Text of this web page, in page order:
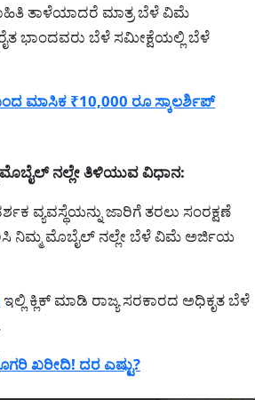
ತಾಳೆಯಾದರೆ ಮಾತ್ರ ಬೆಳೆ ವಿಮೆ
ಭಾಂದವರು ಬೆಳೆ ಸಮೀಕ್ಷೆಯಲ್ಲಿ ಬೆಳೆ
ಮಾಸಿಕ ₹10,000 ರೂ ಸ್ಕಾಲರ್ಶಿಪ್
ನಲ್ಲೇ ತಿಳಿಯುವ ವಿಧಾನ:
ಜಾರಿಗೆ ತರಲು ಸಂರಕ್ಷಣೆ
ನಿಮ್ಮ ಮೊಬೈಲ್ ನಲ್ಲೇ ಬೆಳೆ ವಿಮೆ ಅರ್ಜಿಯ
ಇಲ್ಲಿ ಕ್ಲಿಕ್ ಮಾಡಿ ರಾಜ್ಯ ಸರಕಾರದ ಅಧಿಕೃತ ಬೆಳೆ
ಖರೀದಿ! ದರ ಎಷ್ಟು?